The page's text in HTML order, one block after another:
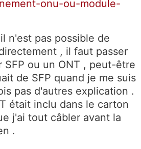
onu-ou-module-
n'est pas possible de
, il faut passer
SFP ou un ONT , peut-être
de SFP quand je me suis
pas d'autres explication .
était inclu dans le carton
j'ai tout câbler avant la
.